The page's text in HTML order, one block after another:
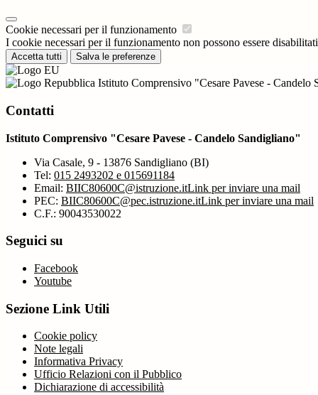
Cookie necessari per il funzionamento
I cookie necessari per il funzionamento non possono essere
Accetta tutti Salva le preferenze
Istituto Comprensivo "Cesare Pavese - Candelo
Contatti
Istituto Comprensivo "Cesare Pavese - Candelo Sandigliano"
Via Casale, 9 - 13876 Sandigliano (BI)
Tel: 015 2493202 e 015691184
Email: BIIC80600C@istruzione.itLink per inviare una mail
PEC: BIIC80600C@pec.istruzione.itLink per inviare una mail
C.F.: 90043530022
Seguici su
Facebook
Youtube
Sezione Link Utili
Cookie policy
Note legali
Informativa Privacy
Ufficio Relazioni con il Pubblico
Dichiarazione di accessibilità